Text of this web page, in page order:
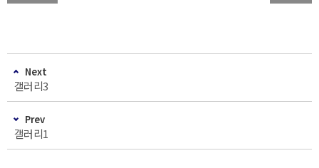
Next
갤러리3
Prev
갤러리1